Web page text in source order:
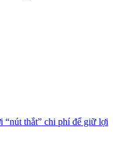
“nút thắt” chi phí để giữ lợi